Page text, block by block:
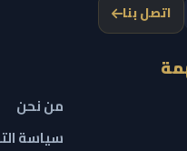
اتصل بنا
من نحن
سياسة